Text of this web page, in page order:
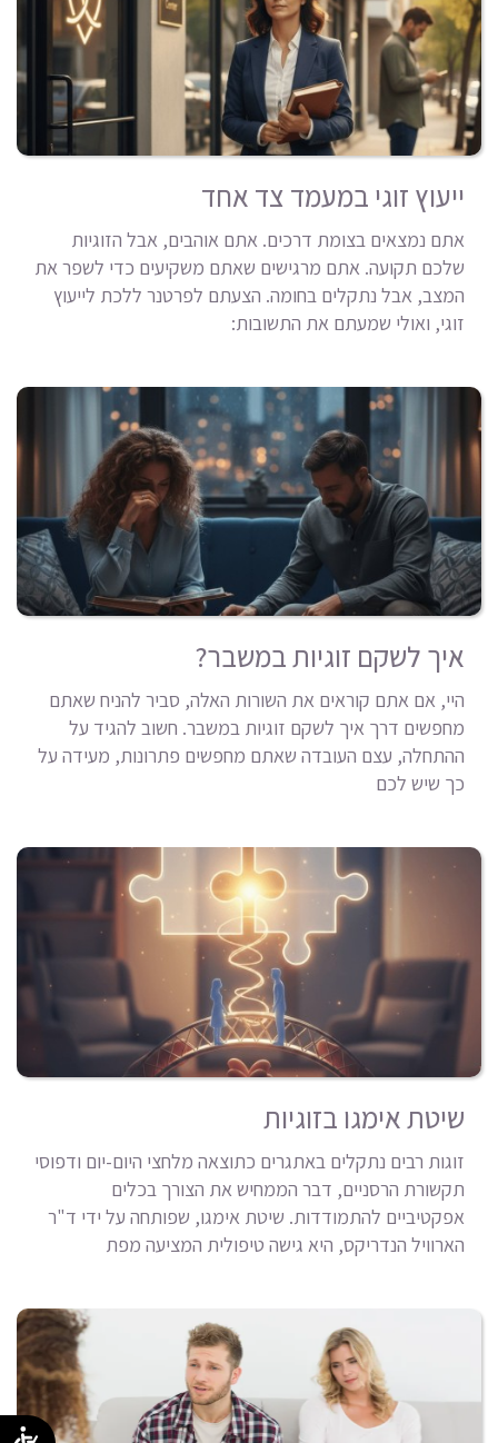
ייעוץ זוגי במעמד צד אחד
אתם נמצאים בצומת דרכים. אתם אוהבים, אבל הזוגיות
שלכם תקועה. אתם מרגישים שאתם משקיעים כדי לשפר את
המצב, אבל נתקלים בחומה. הצעתם לפרטנר ללכת לייעוץ
זוגי, ואולי שמעתם את התשובות:
איך לשקם זוגיות במשבר?
היי, אם אתם קוראים את השורות האלה, סביר להניח שאתם
מחפשים דרך איך לשקם זוגיות במשבר. חשוב להגיד על
ההתחלה, עצם העובדה שאתם מחפשים פתרונות, מעידה על
כך שיש לכם
שיטת אימגו בזוגיות
זוגות רבים נתקלים באתגרים כתוצאה מלחצי היום-יום ודפוסי
תקשורת הרסניים, דבר הממחיש את הצורך בכלים
אפקטיביים להתמודדות. שיטת אימגו, שפותחה על ידי ד"ר
הארוויל הנדריקס, היא גישה טיפולית המציעה מפת